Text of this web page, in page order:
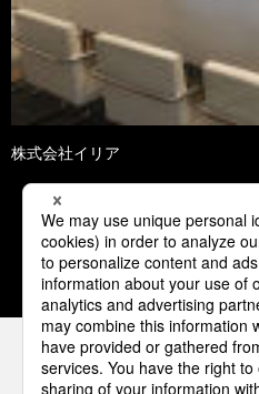
株式会社イリア
3 4 5
パナソニックの電気